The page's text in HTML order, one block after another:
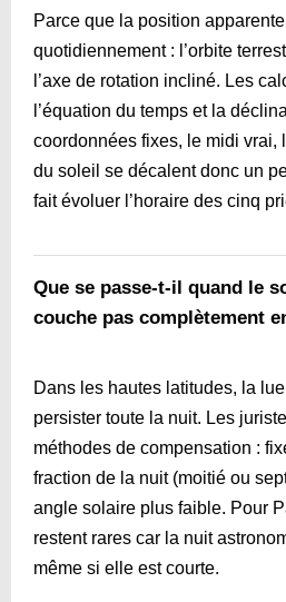
Parce que la position
quotidiennement : l’orbite
l’axe de rotation incliné. Les
l’équation du temps et la
coordonnées fixes, le midi vrai,
du soleil se décalent donc un
fait évoluer l’horaire des cinq
Que se passe-t-il quand le
couche pas complètement
Dans les hautes latitudes, la
persister toute la nuit. Les
méthodes de compensation :
fraction de la nuit (moitié ou
angle solaire plus faible. Pour
restent rares car la nuit
même si elle est courte.